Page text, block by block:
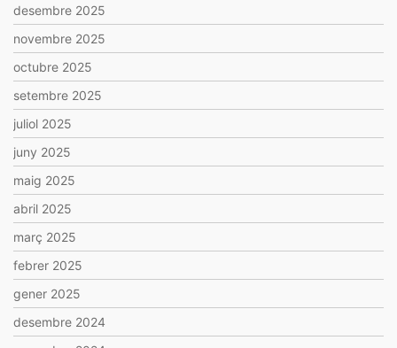
desembre 2025
novembre 2025
octubre 2025
setembre 2025
juliol 2025
juny 2025
maig 2025
abril 2025
març 2025
febrer 2025
gener 2025
desembre 2024